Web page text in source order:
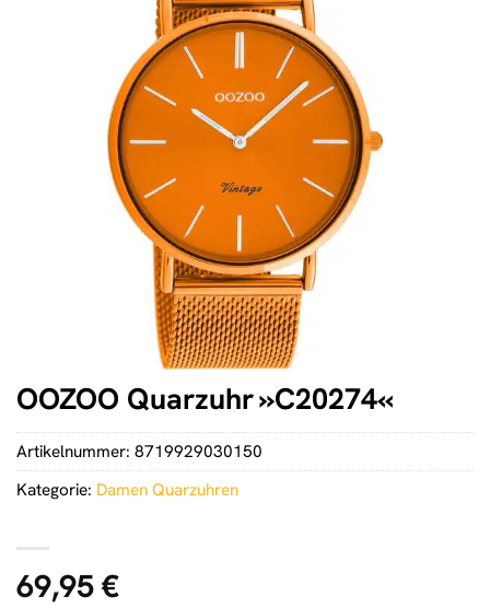
OOZOO Quarzuhr »C20274«
69,95€
Artikelnummer: 8719929030150
Kategorie: Damen Quarzuhren